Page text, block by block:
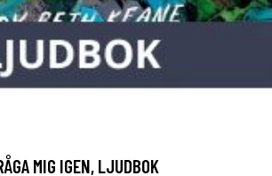
MIG IGEN, LJUDBOK